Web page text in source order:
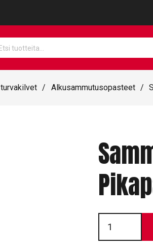
/ Alkusammutusopasteet /
Sammuttimen
tunnistekilpi
Pikapaloposti